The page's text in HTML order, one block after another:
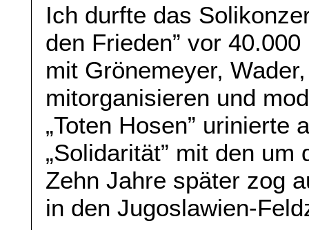
Ich durfte das
den Frieden” vor
mit Grönemeyer,
mitorganisieren und
„Toten Hosen” urinierte
„Solidarität” mit den
Zehn Jahre später zog
in den Jugoslawien-